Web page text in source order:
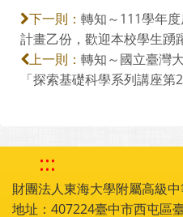
下一則： 轉知～111學年
計畫乙份，歡迎本校學生踴
上一則： 轉知～國立臺灣
「探索基礎科學系列講座第
:::
財團法人東海大學附屬高級
地址：407224臺中市西屯區